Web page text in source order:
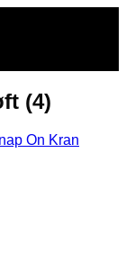
(4)
On Kran